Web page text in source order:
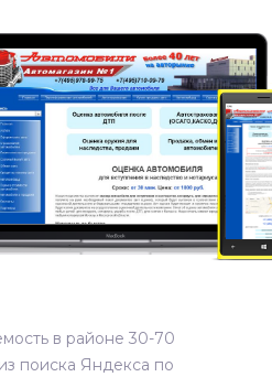
в районе 30-70
поиска Яндекса по